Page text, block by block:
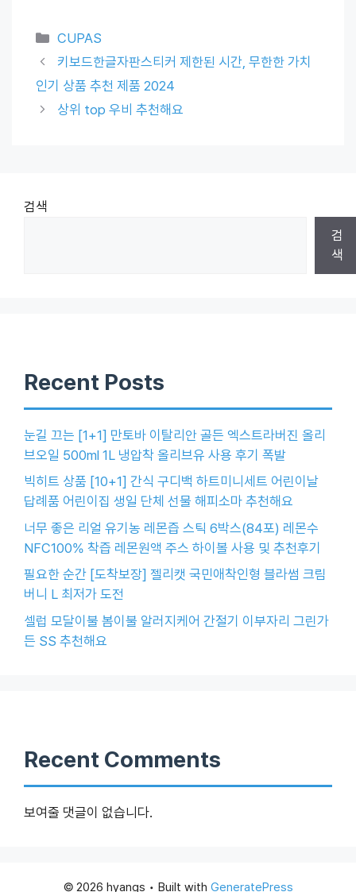
Categories
CUPAS
키보드한글자판스티커 제한된 시간, 무한한 가치
인기 상품 추천 제품 2024
상위 top 우비 추천해요
검색
검
색
Recent Posts
눈길 끄는 [1+1] 만토바 이탈리안 골든 엑스트라버진 올리
브오일 500ml 1L 냉압착 올리브유 사용 후기 폭발
빅히트 상품 [10+1] 간식 구디백 하트미니세트 어린이날
답례품 어린이집 생일 단체 선물 해피소마 추천해요
너무 좋은 리얼 유기농 레몬즙 스틱 6박스(84포) 레몬수
NFC100% 착즙 레몬원액 주스 하이볼 사용 및 추천후기
필요한 순간 [도착보장] 젤리캣 국민애착인형 블라썸 크림
버니 L 최저가 도전
셀럽 모달이불 봄이불 알러지케어 간절기 이부자리 그린가
든 SS 추천해요
Recent Comments
보여줄 댓글이 없습니다.
© 2026 hyangs • Built with GeneratePress